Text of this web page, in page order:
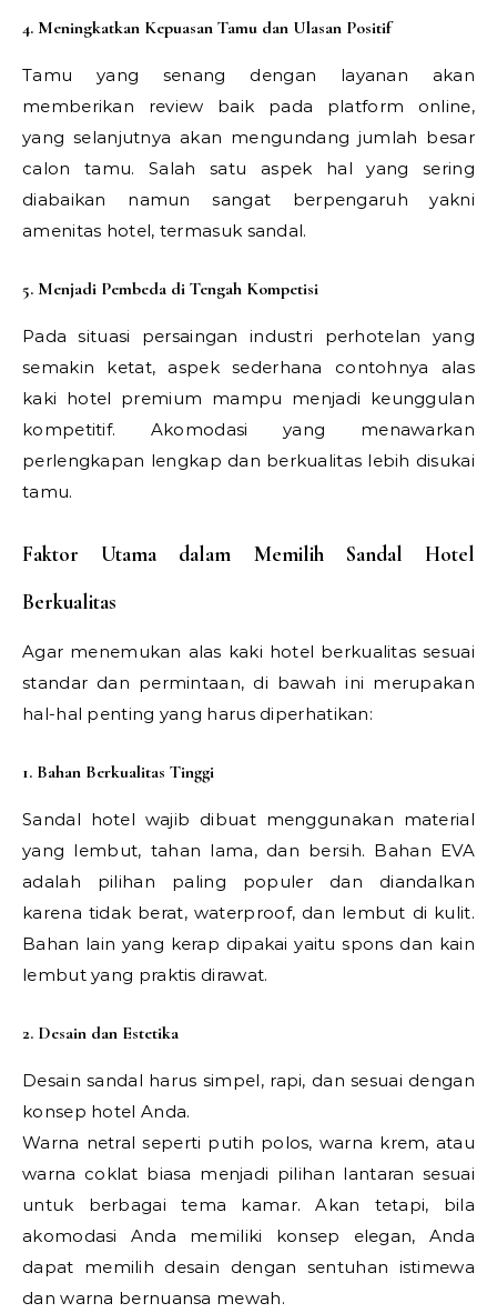
4. Meningkatkan Kepuasan Tamu dan Ulasan Positif
Tamu yang senang dengan layanan akan
memberikan review baik pada platform online,
yang selanjutnya akan mengundang jumlah besar
calon tamu. Salah satu aspek hal yang sering
diabaikan namun sangat berpengaruh yakni
amenitas hotel, termasuk sandal.
5. Menjadi Pembeda di Tengah Kompetisi
Pada situasi persaingan industri perhotelan yang
semakin ketat, aspek sederhana contohnya alas
kaki hotel premium mampu menjadi keunggulan
kompetitif. Akomodasi yang menawarkan
perlengkapan lengkap dan berkualitas lebih disukai
tamu.
Faktor Utama dalam Memilih Sandal Hotel
Berkualitas
Agar menemukan alas kaki hotel berkualitas sesuai
standar dan permintaan, di bawah ini merupakan
hal-hal penting yang harus diperhatikan:
1. Bahan Berkualitas Tinggi
Sandal hotel wajib dibuat menggunakan material
yang lembut, tahan lama, dan bersih. Bahan EVA
adalah pilihan paling populer dan diandalkan
karena tidak berat, waterproof, dan lembut di kulit.
Bahan lain yang kerap dipakai yaitu spons dan kain
lembut yang praktis dirawat.
2. Desain dan Estetika
Desain sandal harus simpel, rapi, dan sesuai dengan
konsep hotel Anda.
Warna netral seperti putih polos, warna krem, atau
warna coklat biasa menjadi pilihan lantaran sesuai
untuk berbagai tema kamar. Akan tetapi, bila
akomodasi Anda memiliki konsep elegan, Anda
dapat memilih desain dengan sentuhan istimewa
dan warna bernuansa mewah.